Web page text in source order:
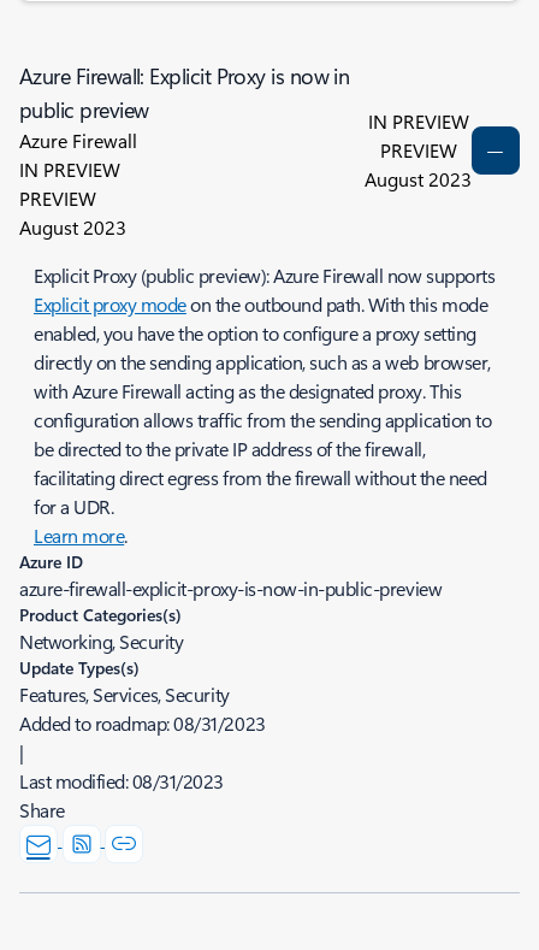
Azure Firewall: Explicit Proxy is now in
public preview
Azure Firewall
IN PREVIEW
PREVIEW
August 2023
IN PREVIEW
PREVIEW
August 2023
Explicit Proxy (public preview): Azure Firewall now supports
Explicit proxy modeon the outbound path. With this mode
enabled, you have the option to configure a proxy setting
directly on the sending application, such as a web browser,
with Azure Firewall acting as the designated proxy. This
configuration allows traffic from the sending application to
be directed to the private IP address of the firewall,
facilitating direct egress from the firewall without the need
for a UDR.
Learn more.
Azure ID
azure-firewall-explicit-proxy-is-now-in-public-preview
Product Categories(s)
Networking, Security
Update Types(s)
Features, Services, Security
Added to roadmap:08/31/2023
|
Last modified:08/31/2023
Share